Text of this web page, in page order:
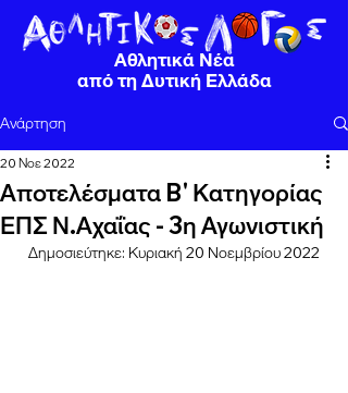
Αθλητικά Νέα
από τη Δυτική Ελλάδα
Ανάρτηση
Αποτελέσματα B' Κατηγορίας
ΕΠΣ Ν.Αχαΐας - 3η Αγωνιστική
20 Νοε 2022
Δημοσιεύτηκε: Κυριακή 20 Νοεμβρίου 2022